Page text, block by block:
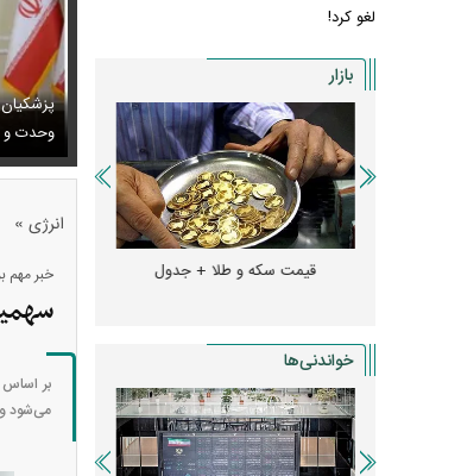
تجمعات شبانه تعیین تکلیف شد
وحدت و
/ عاشقانه‌های دختران پیمان قاسم خانی
انرژی»
خبر مهم
می‌شود
لغو کرد!
بازار
قیمت سکه و طلا + جدول قیمت
خواندنی‌ها